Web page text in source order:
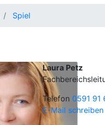
Spiel
Laura Petz
Telefon 0591 91
E-Mail schreiben